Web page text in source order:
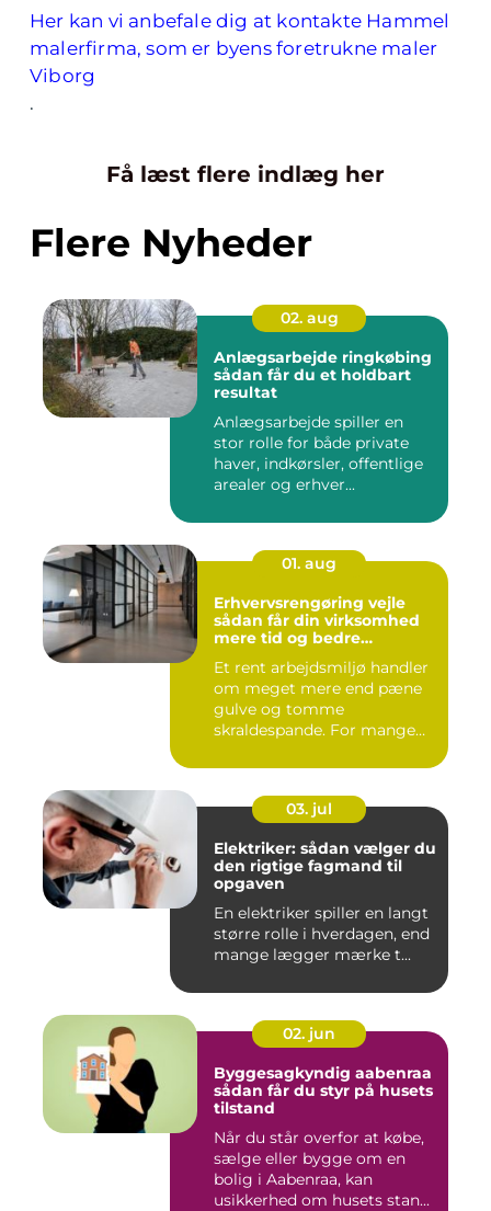
Her kan vi anbefale dig at kontakte Hammel
malerfirma, som er byens foretrukne maler
Viborg
.
Få læst flere indlæg her
Flere Nyheder
02. aug
Anlægsarbejde ringkøbing
sådan får du et holdbart
resultat
Anlægsarbejde spiller en
stor rolle for både private
haver, indkørsler, offentlige
arealer og erhver...
01. aug
Erhvervsrengøring vejle
sådan får din virksomhed
mere tid og bedre
Et rent arbejdsmiljø handler
om meget mere end pæne
gulve og tomme
skraldespande. For mange
03. jul
Elektriker: sådan vælger du
den rigtige fagmand til
opgaven
En elektriker spiller en langt
større rolle i hverdagen, end
mange lægger mærke t...
02. jun
Byggesagkyndig aabenraa
sådan får du styr på husets
tilstand
Når du står overfor at købe,
sælge eller bygge om en
bolig i Aabenraa, kan
usikkerhed om husets stan...